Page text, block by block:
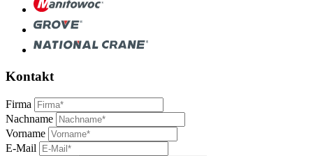
Kontakt
Firma
Nachname
Vorname
E-Mail